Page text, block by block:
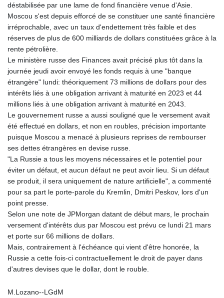
déstabilisée par une lame de fond financière venue d'Asie.
Moscou s'est depuis efforcé de se constituer une santé financière
irréprochable, avec un taux d'endettement très faible et des
réserves de plus de 600 milliards de dollars constituées grâce à la
rente pétrolière.
Le ministère russe des Finances avait précisé plus tôt dans la
journée jeudi avoir envoyé les fonds requis à une "banque
étrangère" lundi: théoriquement 73 millions de dollars pour des
intérêts liés à une obligation arrivant à maturité en 2023 et 44
millions liés à une obligation arrivant à maturité en 2043.
Le gouvernement russe a aussi souligné que le versement avait
été effectué en dollars, et non en roubles, précision importante
puisque Moscou a menacé à plusieurs reprises de rembourser
ses dettes étrangères en devise russe.
"La Russie a tous les moyens nécessaires et le potentiel pour
éviter un défaut, et aucun défaut ne peut avoir lieu. Si un défaut
se produit, il sera uniquement de nature artificielle", a commenté
pour sa part le porte-parole du Kremlin, Dmitri Peskov, lors d'un
point presse.
Selon une note de JPMorgan datant de début mars, le prochain
versement d'intérêts dus par Moscou est prévu ce lundi 21 mars
et porte sur 66 millions de dollars.
Mais, contrairement à l'échéance qui vient d'être honorée, la
Russie a cette fois-ci contractuellement le droit de payer dans
d'autres devises que le dollar, dont le rouble.
M.Lozano--LGdM